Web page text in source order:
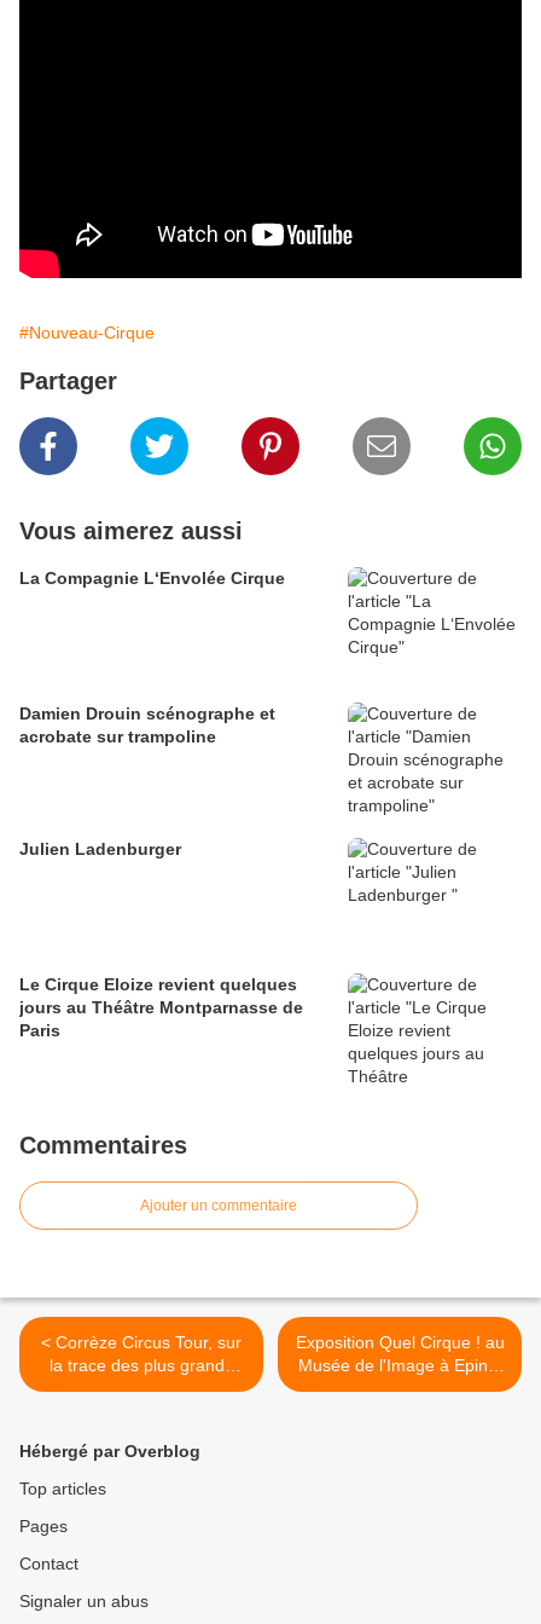
#Nouveau-Cirque
Partager
Vous aimerez aussi
La Compagnie L‘Envolée Cirque
Damien Drouin scénographe et
acrobate sur trampoline
Julien Ladenburger
Le Cirque Eloize revient quelques
jours au Théâtre Montparnasse de
Paris
Commentaires
Ajouter un commentaire
< Corrèze Circus Tour, sur
la trace des plus grands
cirques
Exposition Quel Cirque ! au
Musée de l'Image à Epinal
>
Hébergé par Overblog
Top articles
Pages
Contact
Signaler un abus